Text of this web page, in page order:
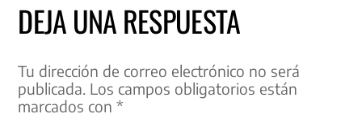
DEJA UNA RESPUESTA
Tu dirección de correo electrónico no será
publicada. Los campos obligatorios están
marcados con*